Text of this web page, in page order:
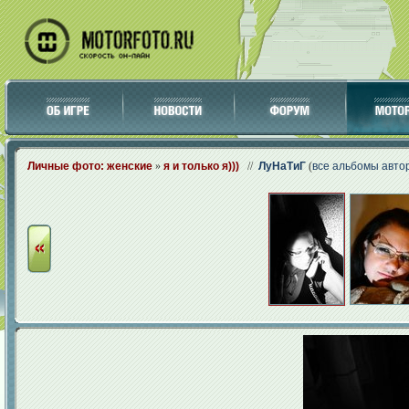
Личные фото: женские » я и только я))) // ЛуНаТиГ (все альбомы